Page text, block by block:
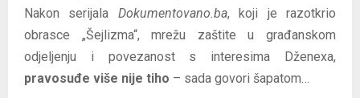
Nakon serijala Dokumentovano.ba, koji je razotkrio
obrasce „Šejlizma“, mrežu zaštite u građanskom
odjeljenju i povezanost s interesima Dženexa,
pravosuđe više nije tiho – sada govori šapatom…